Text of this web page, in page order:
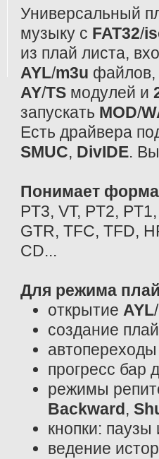
Универсальный
музыку с FAT32/
из плай листа,
AYL/m3u файлов,
AY/TSмодулей и
запускать MOD/
Есть драйвера
SMUC, DivIDE.
Понимает
PT3, VT, PT2,
GTR, TFC, TFD,
CD...
Для режима
открытие AYL/
создание
прогресс бар
режимы
Backward,
кнопки:
ведение